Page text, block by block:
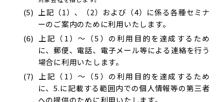
上記（1）、（2）および（4）に係る各種セミナ
ーのご案内のために利用いたします。
上記（1）～（5）の利用目的を達成するため
に、郵便、電話、電子メール等による連絡を行う
場合に利用いたします。
上記（1）～（5）の利用目的を達成するため
に、5.に記載する範囲内での個人情報等の第三者
への提供のために利用いたします。